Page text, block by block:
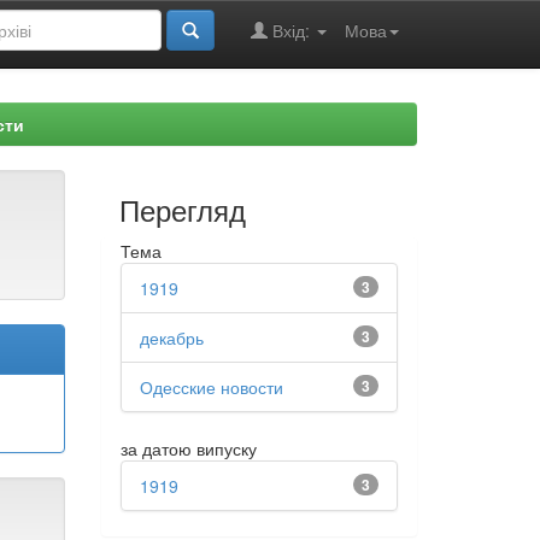
Мова
Вхід:
Перегляд
Тема
3
1919
3
декабрь
3
Одесские новости
за датою випуску
3
1919